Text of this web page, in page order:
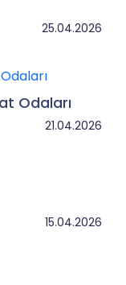
25.04.2026
Odaları
21.04.2026
15.04.2026